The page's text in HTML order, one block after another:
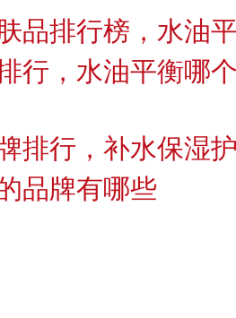
品排行榜，水油
行，水油平衡哪
排行，补水保湿
品牌有哪些